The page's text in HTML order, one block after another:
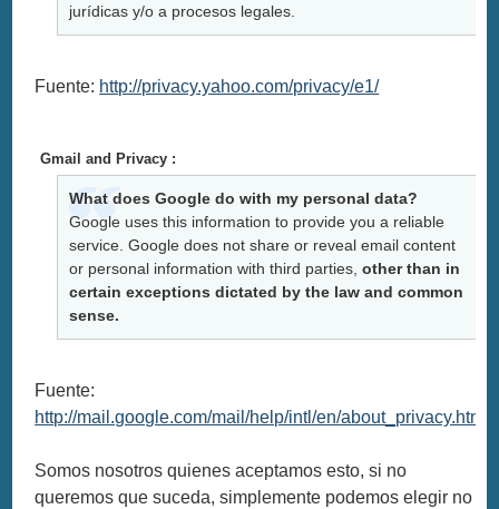
jurídicas y/o a procesos legales.
Fuente: http://privacy.yahoo.com/privacy/e1/
Gmail and Privacy :
What does Google do with my personal data?
Google uses this information to provide you a reliable
service. Google does not share or reveal email content
or personal information with third parties,other than in
certain exceptions dictated by the law and common
sense.
Fuente:
http://mail.google.com/mail/help/intl/en/about_privacy.html
Somos nosotros quienes aceptamos esto, si no
queremos que suceda, simplemente podemos elegir no